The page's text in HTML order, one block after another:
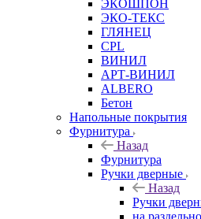
ЭКОШПОН
ЭКО-ТЕКС
ГЛЯНЕЦ
CPL
ВИНИЛ
АРТ-ВИНИЛ
ALBERO
Бетон
Напольные покрытия
Фурнитура
Назад
Фурнитура
Ручки дверные
Назад
Ручки
на